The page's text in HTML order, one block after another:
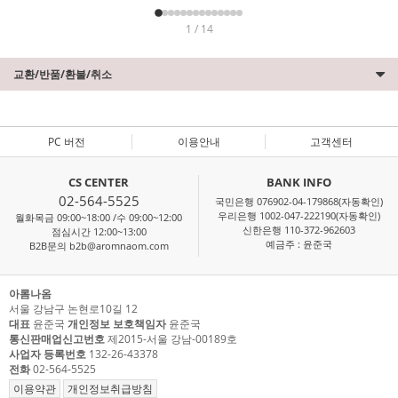
1 / 14
교환/반품/환불/취소
PC 버전 이용안내 고객센터
CS CENTER
02-564-5525
월화목금 09:00~18:00 /수 09:00~12:00
점심시간 12:00~13:00
B2B문의 b2b@aromnaom.com
BANK INFO
국민은행 076902-04-179868(자동확인)
우리은행 1002-047-222190(자동확인)
신한은행 110-372-962603
예금주 : 윤준국
아롬나옴
서울 강남구 논현로10길 12
대표 윤준국 개인정보 보호책임자윤준국
통신판매업신고번호제2015-서울 강남-00189호
사업자 등록번호 132-26-43378
전화02-564-5525
이용약관
개인정보취급방침